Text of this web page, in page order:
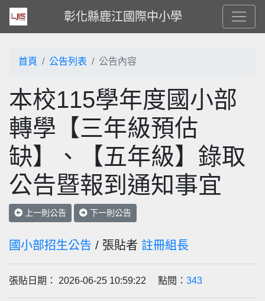
彰化縣鹿江國際中小學
首頁 公告列表 公告內容
本校115學年度國小部
轉學【三年級預估
缺】、【五年級】錄取
公告暨報到通知事宜
上一則公告 下一則公告
國小部招生公告 / 張貼者 註冊組長
張貼日期： 2026-06-25 10:59:22 點閱： 343